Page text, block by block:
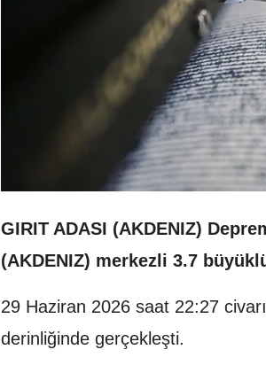
GIRIT ADASI (AKDENIZ)
(AKDENIZ) merkezli 3.7
29 Haziran 2026 saat 22:27
derinliğinde gerçekleşti.